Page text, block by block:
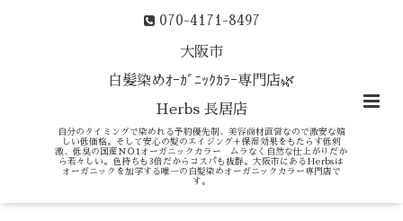
070-4171-8497
大阪市
白髪染めｵｰｶﾞﾆｯｸｶﾗｰ専門店🌿
Herbs 長居店
自分のタイミングで染めれる予約優先制、美容商材直営なので激安な嬉
しい低価格。そして安心の髪のエイジング＋保湿効果をもたらす低刺
激、低臭の国産ＮＯ1オーガニックカラー ムラなく自然な仕上がりだか
ら若々しい。色持ちも3倍だからコスパも抜群。大阪市にあるHerbsは
オーガニックを加学する唯一の白髪染めオーガニックカラー専門店で
す。